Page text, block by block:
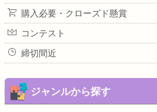
購入必要・クローズド懸賞
コンテスト
締切間近
ジャンルから探す